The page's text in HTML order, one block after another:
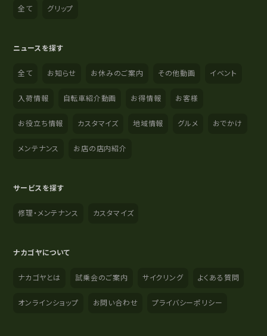
全て グリップ
ニュースを探す
全て お知らせ お休みのご案内 その他動画 イベント
入荷情報 自転車紹介動画 お得情報 お客様
お役立ち情報 カスタマイズ 地域情報 グルメ おでかけ
メンテナンス お店の店内紹介
サービスを探す
修理・メンテナンス カスタマイズ
ナカゴヤについて
ナカゴヤとは 試乗会のご案内 サイクリング よくある質問
オンラインショップ お問い合わせ プライバシーポリシー